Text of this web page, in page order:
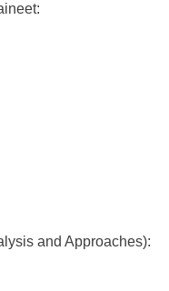
and Approaches):